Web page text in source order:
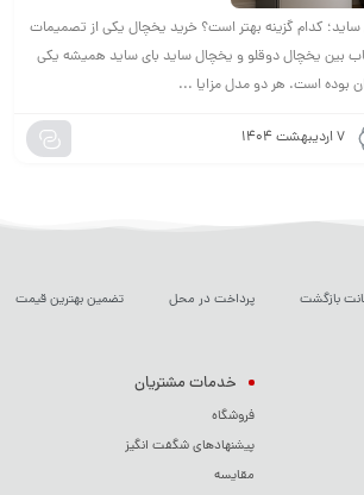
ساید؛ کدام گزینه بهتر است؟ خرید یخچال یکی از تصمیمات
بین یخچال دوقلو و یخچال ساید بای ساید همیشه یکی
بوده است. هر دو مدل مزایا ...
۷ اردیبهشت ۱۴۰۴
بازگشت پرداخت در محل تضمین بهترین قیمت
خدمات مشتریان
فروشگاه
پیشنهادهای شگفت انگیز
مقایسه